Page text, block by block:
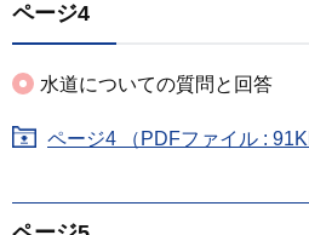
ページ4
水道についての質問と回答
ページ4 （PDFファイル :